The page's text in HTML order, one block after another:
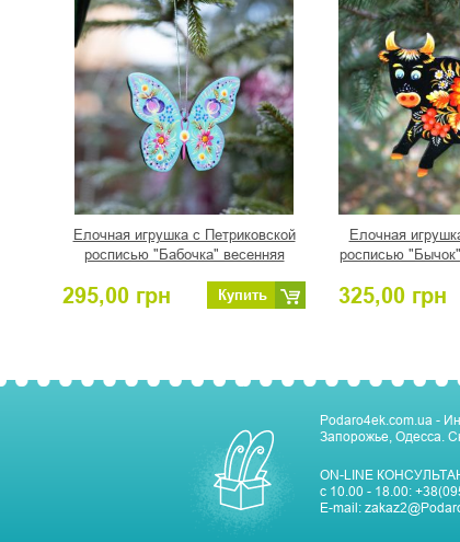
Елочная игрушка с Петриковской
росписью "Бабочка" весенняя
295,00 грн Купить
Елочная
росписью
325,00 грн
Podaro4ek.com.ua -
Запорожье, Одесса.
ON-LINE
с 10.00 - 18.00:
E-mail: